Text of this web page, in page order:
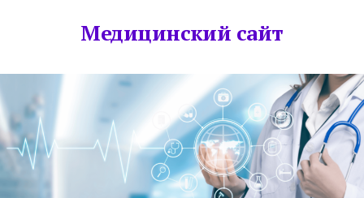
Медицинский сайт